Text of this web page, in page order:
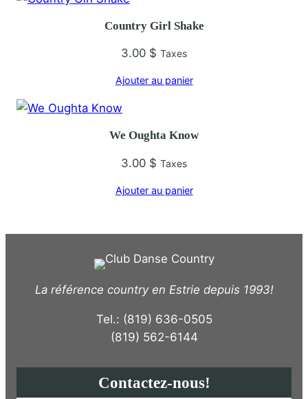
Country Girl Shake
3.00 $ Taxes
Ajouter au panier
We Oughta Know
3.00 $ Taxes
Ajouter au panier
La référence country en Estrie depuis 1993!
Tel.: (819) 636-0505
(819) 562-6144
Contactez-nous!